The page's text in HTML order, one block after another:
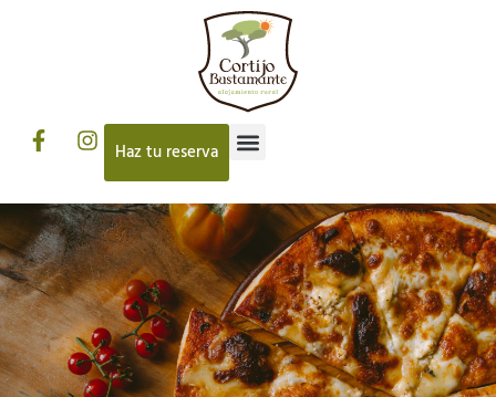
Haz tu reserva